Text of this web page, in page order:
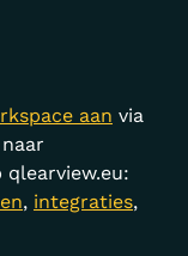
aan via
qlearview.eu:
, integraties,